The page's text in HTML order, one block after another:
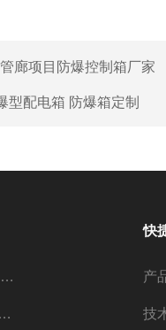
廊项目防爆控制箱厂家
型配电箱 防爆箱定制
BKFR-50化工仓库用防爆空调器 加工定制改装
bkfr35-220危险品库 工业1.5匹格力挂式防爆空调
快
产
技